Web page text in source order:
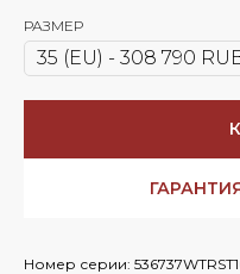
РАЗМЕР
Номер серии: